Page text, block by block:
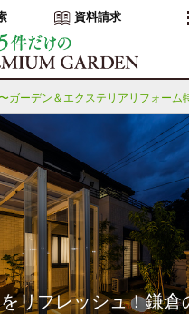
資料請求
ガーデン＆エクステリアリフォーム
リフレッシュ！鎌倉